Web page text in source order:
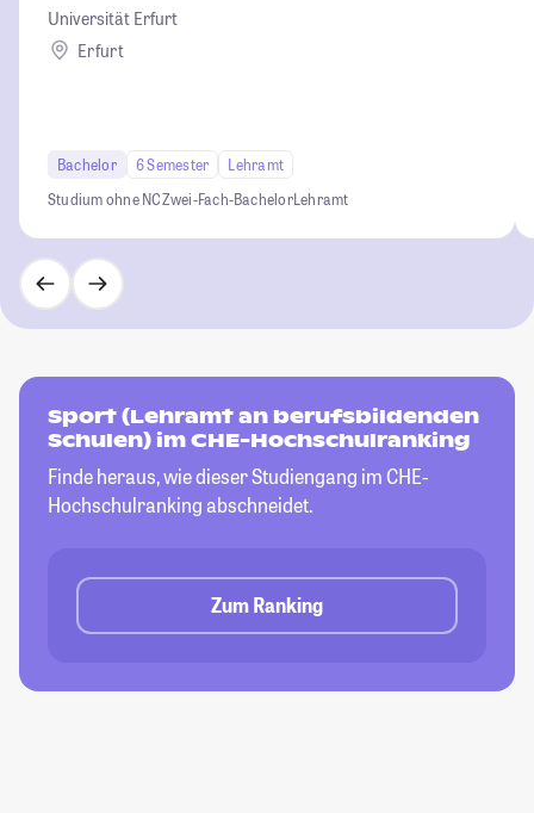
Universität Erfurt
Erfurt
Bachelor 6 Semester
Lehramt
Studium ohne NCZwei-Fach-BachelorLehramt
Sport (Lehramt an berufsbildenden
Schulen) im CHE-Hochschulranking
Finde heraus, wie dieser Studiengang im CHE-
Hochschulranking abschneidet.
Zum Ranking